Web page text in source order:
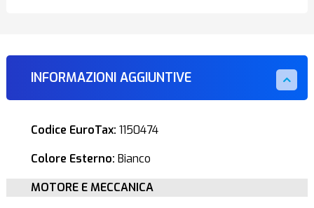
INFORMAZIONI AGGIUNTIVE
Codice EuroTax: 1150474
Colore Esterno: Bianco
MOTORE E MECCANICA